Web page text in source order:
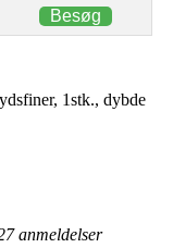
Besøg
1stk., dybde
anmeldelser